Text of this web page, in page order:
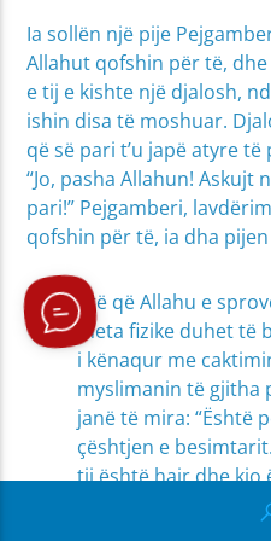
Ia sollën një pije
Allahut qofshin për të,
e tij e kishte një djalosh,
ishin disa të moshuar.
që së pari t’u japë atyre të
“Jo, pasha Allahun! Askujt
pari!” Pejgamberi,
qofshin për të, ia dha
Atë që Allahu e
meta fizike duhet të
i kënaqur me
myslimanin të gjitha
janë të mira: “Është
çështjen e
tij është hair dhe kjo
të. Kur i jepet një e